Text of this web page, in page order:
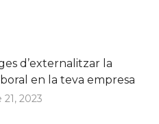
d’externalitzar la
en la teva empresa
2023